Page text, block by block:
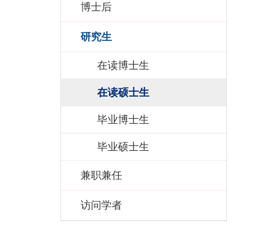
博士后
研究生
在读博士生
在读硕士生
毕业博士生
毕业硕士生
兼职兼任
访问学者